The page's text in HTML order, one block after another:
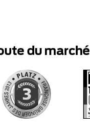
du marché